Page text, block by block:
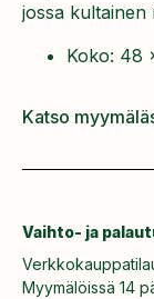
jossa kultainen
Koko: 48
Katso
Vaihto- ja
Myymälöissä 14